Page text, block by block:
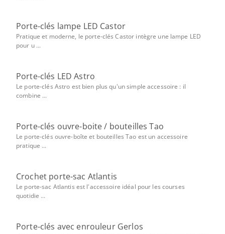
Porte-clés lampe LED Castor
Pratique et moderne, le porte-clés Castor intègre une lampe LED
pour u ...
Porte-clés LED Astro
Le porte-clés Astro est bien plus qu'un simple accessoire : il
combine ...
Porte-clés ouvre-boite / bouteilles Tao
Le porte-clés ouvre-boîte et bouteilles Tao est un accessoire
pratique ...
Crochet porte-sac Atlantis
Le porte-sac Atlantis est l'accessoire idéal pour les courses
quotidie ...
Porte-clés avec enrouleur Gerlos